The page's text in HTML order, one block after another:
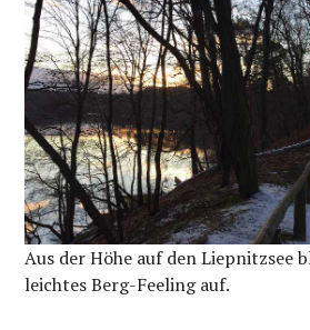
Aus der Höhe auf den Liepnitzsee
leichtes Berg-Feeling auf.